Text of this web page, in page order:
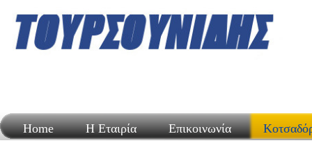
Home Η Εταιρία Επικοινωνία